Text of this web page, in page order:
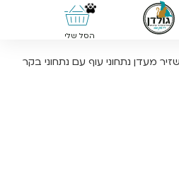
0
הסל שלי
מעדן נתחוני עוף עם נתחוני בקר